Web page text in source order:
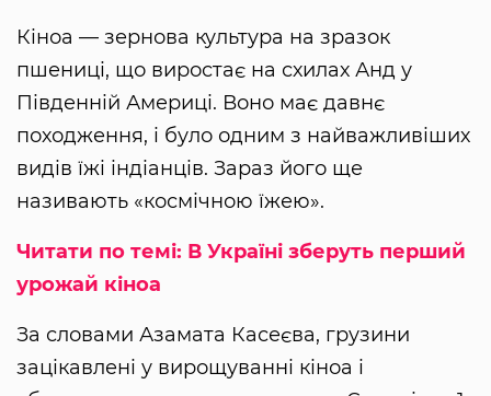
Кіноа — зернова культура на зразок
пшениці, що виростає на схилах Анд у
Південній Америці. Воно має давнє
походження, і було одним з найважливіших
видів їжі індіанців. Зараз його ще
називають «космічною їжею».
Читати по темі: В Україні зберуть перший
урожай кіноа
За словами Азамата Касеєва, грузини
зацікавлені у вирощуванні кіноа і